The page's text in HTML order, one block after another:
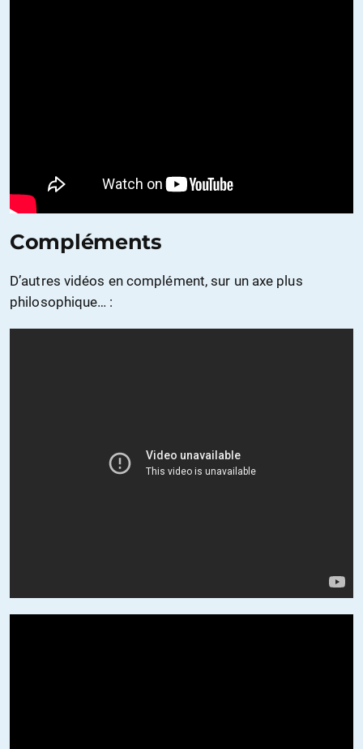
Compléments
D’autres vidéos en complément, sur un axe plus
philosophique… :